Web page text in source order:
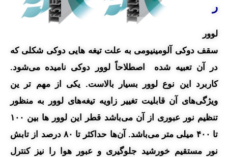
ر
لوور
سقف دوکی آلومینیومی به علت تیغه‌ هایی دوکی شکلی که
در آن تعبیه شده اصطلاحاً لوور دوکی نامیده می‌شود.
کاربرد این نوع لوور بسیار بالاست. یکی از مهم‌ تر ین
ویژگی‌های آن قابلیت تغییر زاویه تیغه‌های لوور به منظور
تنظیم نور عبوری از آن می‌باشد قطر این لوور ها بین ۱۰۰
تا ۴۰۰ میلی متر می‌باشد. آن‌ها حداکثر تا ۸۰ درصد از تابش
نور مستقیم خورشید جلوگیری و عبور هوا را نیز کنترل